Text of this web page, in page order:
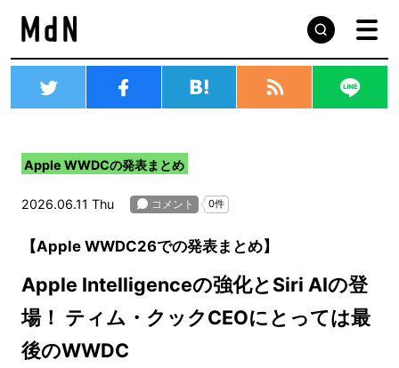
Apple WWDCの発表まとめ
2026.06.11 Thu
【Apple WWDC26での発表まとめ】
Apple Intelligenceの強化とSiri AIの登
場！ ティム・クックCEOにとっては最
後のWWDC